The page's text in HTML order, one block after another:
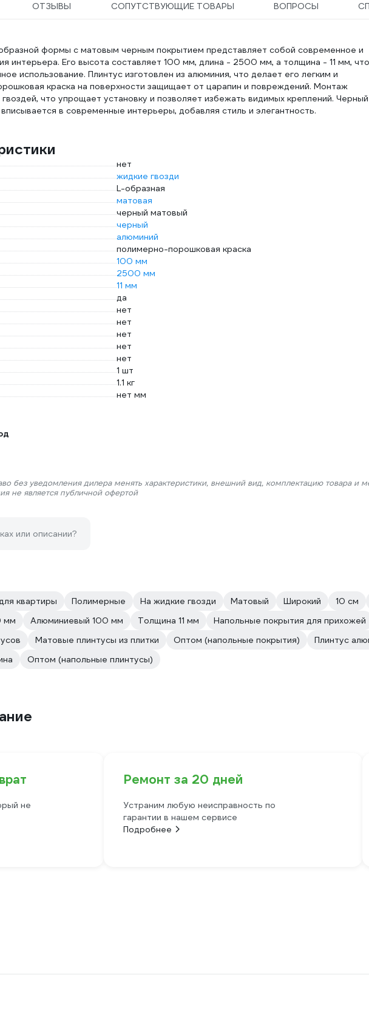
ОТЗЫВЫ СОПУТСТВУЮЩИЕ ТОВАРЫ ВОПРОСЫ
формы с матовым черным покрытием представляет собой современное и
интерьера. Его высота составляет 100 мм, длина - 2500 мм, а толщина - 11 мм, что
использование. Плинтус изготовлен из алюминия, что делает его легким и
краска на поверхности защищает от царапин и повреждений. Монтаж
что упрощает установку и позволяет избежать видимых креплений. Черный
в современные интерьеры, добавляя стиль и элегантность.
нет
жидкие гвозди
L-образная
матовая
черный матовый
черный
алюминий
полимерно-порошковая краска
100 мм
2500 мм
11 мм
да
нет
нет
нет
нет
нет
1 шт
1.1 кг
нет мм
без уведомления дилера менять характеристики, внешний вид, комплектацию товара и
не является публичной офертой
или описании?
квартиры Полимерные На жидкие гвозди Матовый Широкий 10 см
мм Алюминиевый 100 мм Толщина 11 мм Напольные покрытия для прихожей
Матовые плинтусы из плитки Оптом (напольные покрытия)
Плинтус
Оптом (напольные плинтусы)
не
Ремонт за 20 дней
Устраним любую неисправность по
гарантии в нашем сервисе
Подробнее